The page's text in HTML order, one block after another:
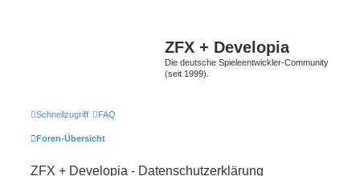
ZFX + Developia
Die deutsche Spieleentwickler-Community
(seit 1999).
Schnellzugriff FAQ
Foren-Übersicht
ZFX + Developia - Datenschutzerklärung